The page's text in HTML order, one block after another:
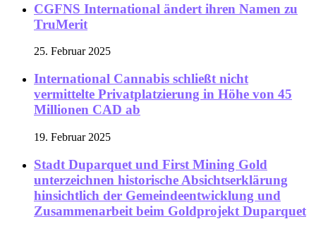
CGFNS International ändert ihren Namen zu
TruMerit
25. Februar 2025
International Cannabis schließt nicht
vermittelte Privatplatzierung in Höhe von 45
Millionen CAD ab
19. Februar 2025
Stadt Duparquet und First Mining Gold
unterzeichnen historische Absichtserklärung
hinsichtlich der Gemeindeentwicklung und
Zusammenarbeit beim Goldprojekt Duparquet